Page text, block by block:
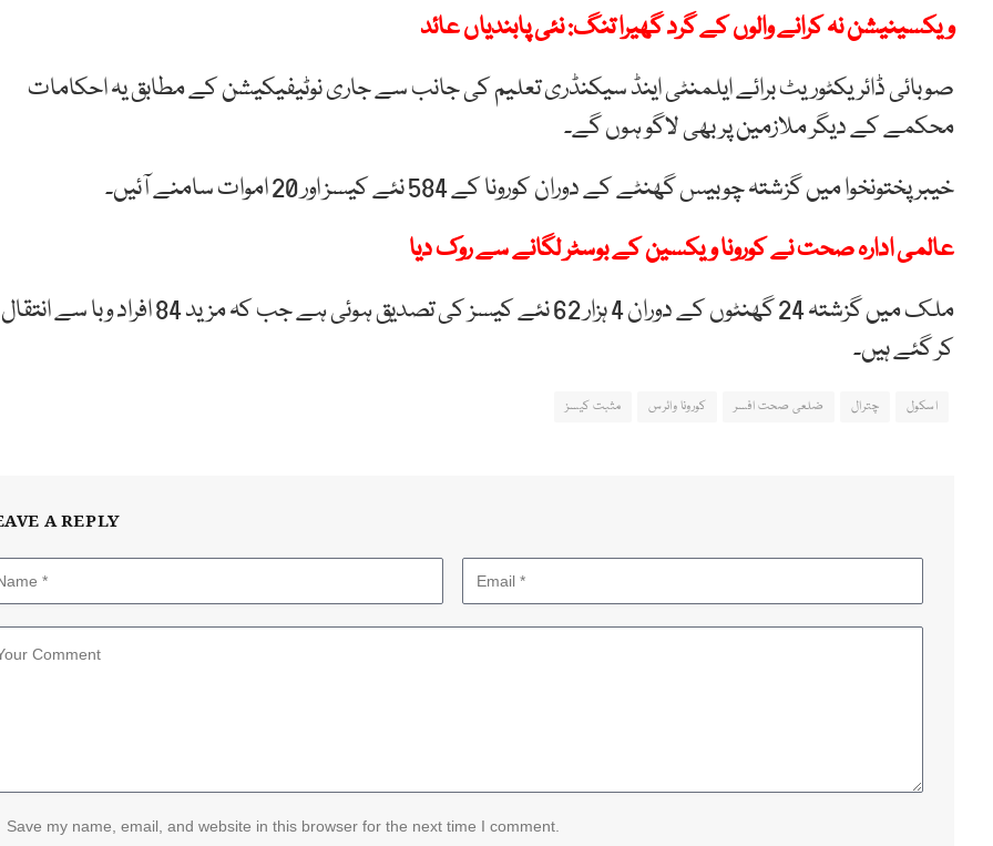
ویکسینیشن نہ کرانے والوں کے گرد گھیرا تنگ: نئی پابندیاں عائد
صوبائی ڈائریکٹوریٹ برائے ایلمنٹی اینڈ سیکنڈری تعلیم کی جانب سے جاری نوٹیفیکیشن کے مطابق یہ احکامات
محکمے کے دیگر ملازمین پر بھی لاگو ہوں گے۔
خیبر پختونخوا میں گزشتہ چوبیس گھنٹے کے دوران کورونا کے 584 نئے کیسز اور 20 اموات سامنے آئیں۔
عالمی ادارہ صحت نے کورونا ویکسین کے بوسٹر لگانے سے روک دیا
ملک میں گزشتہ 24 گھنٹوں کے دوران 4 ہزار 62 نئے کیسز کی تصدیق ہوئی ہے جب کہ مزید 84 افراد وبا سے انتقال
کر گئے ہیں۔
اسکول چترال ضلعی صحت افسر کورونا وائرس مثبت کیسز
A REPLY
Save my name, email, and website in this browser for the next time I comment.